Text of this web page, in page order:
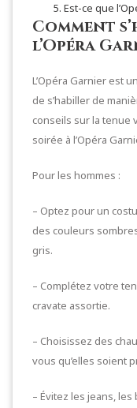
Est-ce que
Comment
l’Opéra
L’Opéra Garnier est
de s’habiller de
conseils sur la tenue
soirée à l’Opéra
Pour les hommes :
– Optez pour un
des couleurs
gris.
– Complétez votre
cravate assortie.
– Choisissez des
vous qu’elles soient
– Évitez les jeans,